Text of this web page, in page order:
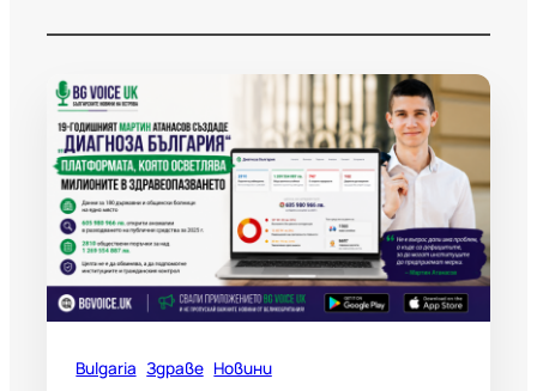
Bulgaria Здраве Новини